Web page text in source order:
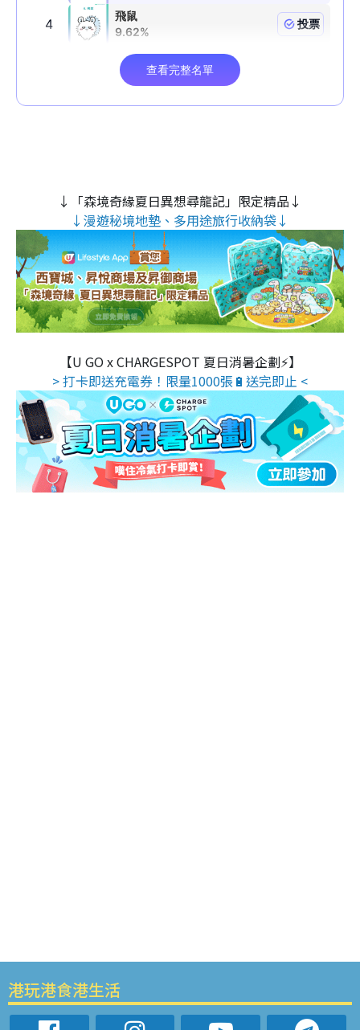
↓「森境奇緣夏日異想尋龍記」限定精品↓
↓漫遊秘境地墊、多用途旅行收納袋↓
【U GO x CHARGESPOT 夏日消暑企劃⚡】
> 打卡即送充電券！限量1000張🔋送完即止 <
港玩港食港生活